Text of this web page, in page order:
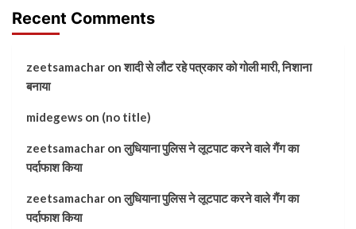
Recent Comments
zeetsamachar onशादी से लौट रहे पत्रकार को गोली मारी, निशाना
बनाया
midegews on (no title)
zeetsamachar onलुधियाना पुलिस ने लूटपाट करने वाले गैंग का
पर्दाफाश किया
zeetsamachar onलुधियाना पुलिस ने लूटपाट करने वाले गैंग का
पर्दाफाश किया